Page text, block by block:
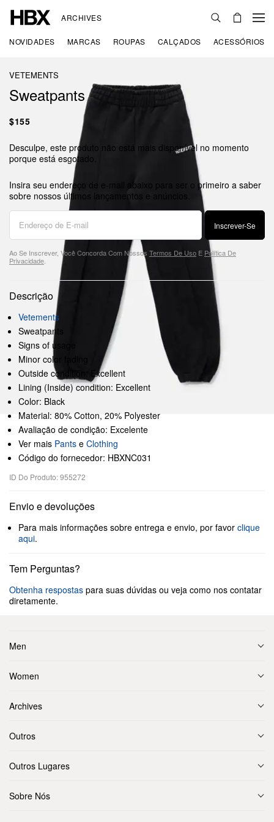
ARCHIVES
NOVIDADES MARCAS ROUPAS CALÇADOS ACESSÓRIOS
VETEMENTS
Sweatpants
$155
Desculpe, este produto não está mais disponível no momento
porque está esgotado.
Insira seu endereço de e-mail abaixo para ser o primeiro a saber
sobre nossos últimos lançamentos e anúncios.
Inscrever-Se
Ao Se Inscrever, Você Concorda Com Nossos Termos De Uso E Política De
Privacidade
Descrição
Vetements
Sweatpants
Signs of usage
Minor color fading
Outside condition: Excellent
Lining (Inside) condition: Excellent
Color: Black
Material: 80% Cotton, 20% Polyester
Avaliação de condição: Excelente
Ver mais Pants e Clothing
Código do fornecedor: HBXNC031
ID Do Produto: 955272
Envio e devoluções
Para mais informações sobre entrega e envio, por favor clique
aqui.
Tem Perguntas?
Obtenha respostas para suas dúvidas ou veja como nos contatar
diretamente.
Men
Women
Archives
Outros
Outros Lugares
Sobre Nós